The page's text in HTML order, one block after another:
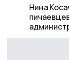
Нина